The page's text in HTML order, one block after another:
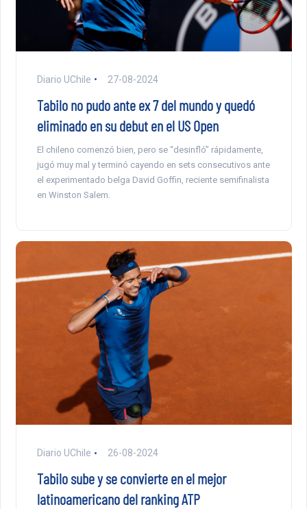
Diario UChile 27-08-2024
Tabilo no pudo ante ex 7 del mundo y quedó
eliminado en su debut en el US Open
El chileno comenzó bien, pero se “desinfló” rápidamente,
jugó muy mal y terminó cayendo en sets consecutivos ante
el experimentado belga David Goffin, reciente semifinalista
en Winston Salem.
Diario UChile 26-08-2024
Tabilo sube y se convierte en el mejor
latinoamericano del ranking ATP